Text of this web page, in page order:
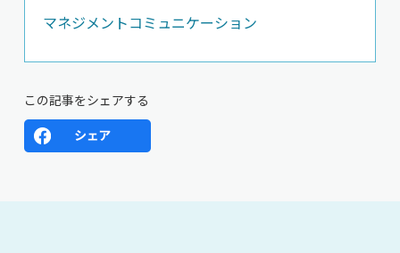
マネジメントコミュニケーション
この記事をシェアする